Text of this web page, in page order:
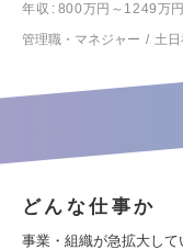
年収
800万円～1249万円
管理職・マネジャー
土
どんな仕事か
事業・組織が急拡大し